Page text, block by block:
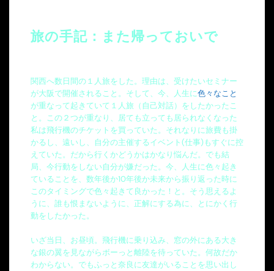
旅の手記：また帰っておいで
関西へ数日間の１人旅をした。理由は、受けたいセミナー
が大阪で開催されること。そして、今、人生に色々なこと
が重なって起きていて１人旅（自己対話）をしたかったこ
と。この２つが重なり、居ても立っても居られなくなった
私は飛行機のチケットを買っていた。それなりに旅費も掛
かるし、遠いし、自分の主催するイベント(仕事)もすぐに控
えていた。だから行くかどうかはかなり悩んだ。でも結
局、今行動をしない自分が嫌だった。今、人生に色々起き
ていることを、数年後か10年後か未来から振り返った時に
このタイミングで色々起きて良かった！と。そう思えるよ
うに、誰も恨まないように、正解にする為に、とにかく行
動をしたかった。
いざ当日、お昼頃。飛行機に乗り込み、窓の外にある大き
な銀の翼を見ながらボーっと離陸を待っていた。何故だか
わからない。でもふっと奈良に友達がいることを思い出し